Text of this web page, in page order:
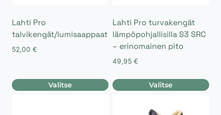
Lahti Pro
talvikengät/lumisaappaat
52,00 €
Valitse
Lahti Pro turvakengät
lämpöpohjallisilla S3 SRC
– erinomainen pito
49,95 €
Valitse